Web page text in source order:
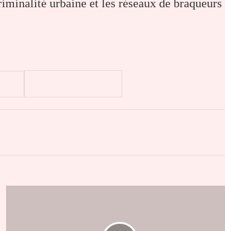
urbaine et les réseaux de braqueurs